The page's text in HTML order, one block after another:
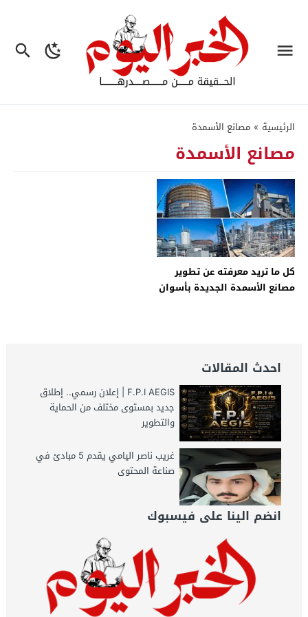
الرئيسية » مصانع الأسمدة
مصانع الأسمدة
كل ما تريد معرفته عن تطوير
مصانع الأسمدة الجديدة بأسوان
احدث المقالات
F.P.I AEGIS | إعلان رسمي.. إطلاق
جديد بمستوى مختلف من الحماية
والتطوير
غريب ناصر اليامي يقدم 5 مبادئ في
صناعة المحتوى
انضم الينا على فيسبوك